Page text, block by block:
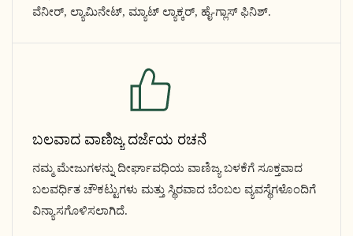
ವೆನೀರ್, ಲ್ಯಾಮಿನೇಟ್, ಮ್ಯಾಟ್ ಲ್ಯಾಕ್ಕರ್, ಹೈ-ಗ್ಲಾಸ್ ಫಿನಿಶ್.
ಬಲವಾದ ವಾಣಿಜ್ಯ ದರ್ಜೆಯ ರಚನೆ
ನಮ್ಮ ಮೇಜುಗಳನ್ನು ದೀರ್ಘಾವಧಿಯ ವಾಣಿಜ್ಯ ಬಳಕೆಗೆ ಸೂಕ್ತವಾದ
ಬಲವರ್ಧಿತ ಚೌಕಟ್ಟುಗಳು ಮತ್ತು ಸ್ಥಿರವಾದ ಬೆಂಬಲ ವ್ಯವಸ್ಥೆಗಳೊಂದಿಗೆ
ವಿನ್ಯಾಸಗೊಳಿಸಲಾಗಿದೆ.